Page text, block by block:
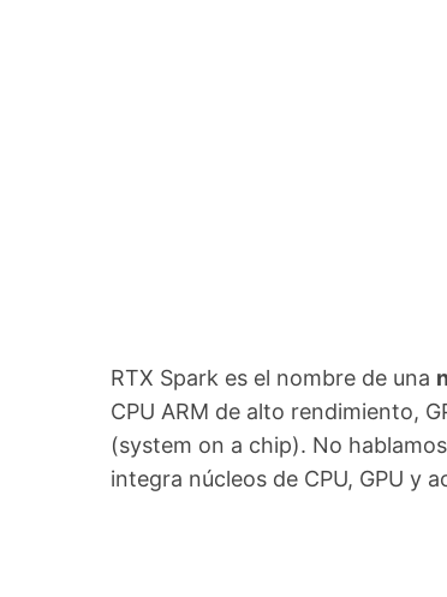
RTX Spark es el nombre de una
CPU ARM de alto rendimiento,
(system on a chip). No
integra núcleos de CPU, GPU y